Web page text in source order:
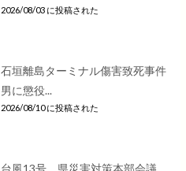
2026/08/03 に投稿された
石垣離島ターミナル傷害致死事件
男に懲役...
2026/08/10 に投稿された
台風13号 県災害対策本部会議